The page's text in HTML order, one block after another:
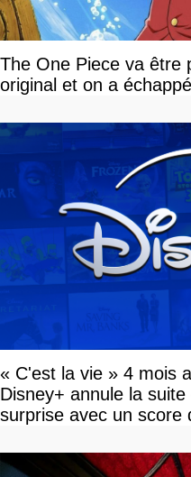
The One Piece va être
original et on a
« C'est la vie » 4 mois
Disney+ annule la
surprise avec un score